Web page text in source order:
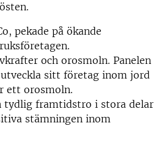
pekade på ökande
och orosmoln. Panelen
sitt företag inom jord
ett orosmoln.
tydlig framtidstro i stora delar
stämningen inom